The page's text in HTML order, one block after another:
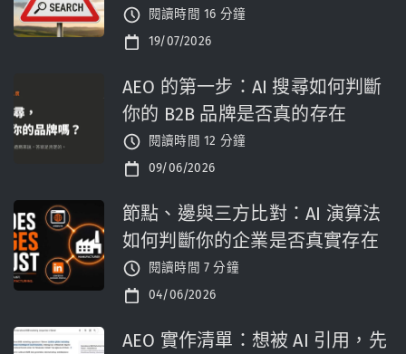
閱讀時間 16 分鐘
19/07/2026
AEO 的第一步：AI 搜尋如何判斷
你的 B2B 品牌是否真的存在
閱讀時間 12 分鐘
09/06/2026
節點、邊與三方比對：AI 演算法
如何判斷你的企業是否真實存在
閱讀時間 7 分鐘
04/06/2026
AEO 實作清單：想被 AI 引用，先